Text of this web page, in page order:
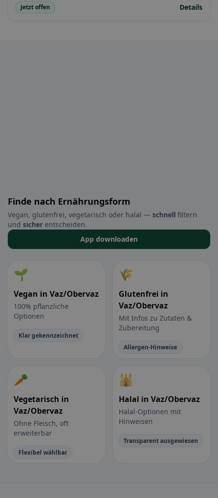
Jetzt offen Details
Finde nach Ernährungsform
Vegan, glutenfrei, vegetarisch oder halal — schnell filtern
und sicher entscheiden.
App downloaden
🌱
Vegan in Vaz/Obervaz
100% pflanzliche
Optionen
Klar gekennzeichnet
🌾
Glutenfrei in
Vaz/Obervaz
Mit Infos zu Zutaten &
Zubereitung
Allergen-Hinweise
🥕
Vegetarisch in
Vaz/Obervaz
Ohne Fleisch, oft
erweiterbar
Flexibel wählbar
🕌
Halal in Vaz/Obervaz
Halal-Optionen mit
Hinweisen
Transparent ausgewiesen